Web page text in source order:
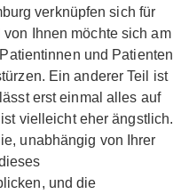
verknüpfen sich für
Ihnen möchte sich am
und Patienten
Ein anderer Teil ist
erst einmal alles auf
vielleicht eher ängstlich.
unabhängig von Ihrer
und die